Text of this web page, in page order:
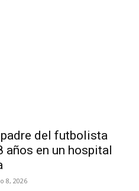
del futbolista
en un hospital
8, 2026